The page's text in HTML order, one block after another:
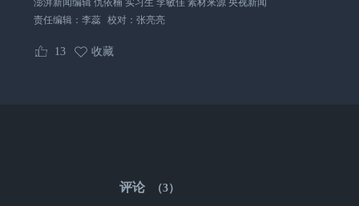
澎湃新闻编辑 仇依楠 实习生 李敏佳 素材来源 央视新闻
责任编辑： 李蕊 校对： 张亮亮
13 收藏
评论 （3）